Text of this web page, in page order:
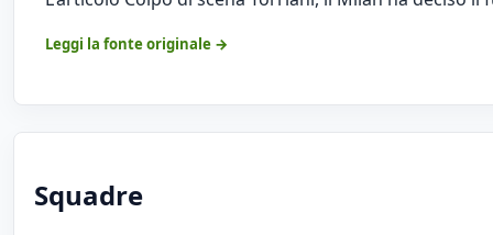
Leggi la fonte originale →
Squadre